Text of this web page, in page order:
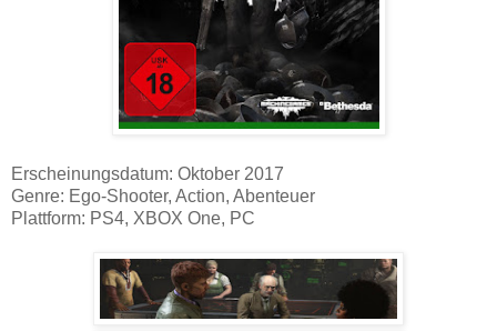
Erscheinungsdatum: Oktober 2017
Genre: Ego-Shooter, Action, Abenteuer
Plattform: PS4, XBOX One, PC